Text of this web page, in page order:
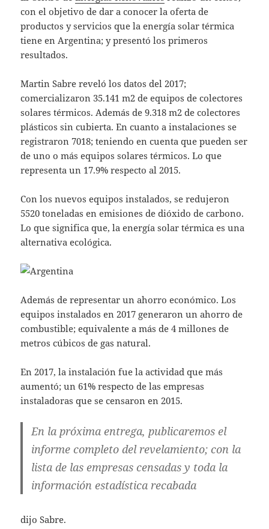
con el objetivo de dar a conocer la oferta de
productos y servicios que la energía solar térmica
tiene en Argentina; y presentó los primeros
resultados.
Martin Sabre reveló los datos del 2017;
comercializaron 35.141 m2 de equipos de colectores
solares térmicos. Además de 9.318 m2 de colectores
plásticos sin cubierta. En cuanto a instalaciones se
registraron 7018; teniendo en cuenta que pueden ser
de uno o más equipos solares térmicos. Lo que
representa un 17.9% respecto al 2015.
Con los nuevos equipos instalados, se redujeron
5520 toneladas en emisiones de dióxido de carbono.
Lo que significa que, la energía solar térmica es una
alternativa ecológica.
Además de representar un ahorro económico. Los
equipos instalados en 2017 generaron un ahorro de
combustible; equivalente a más de 4 millones de
metros cúbicos de gas natural.
En 2017, la instalación fue la actividad que más
aumentó; un 61% respecto de las empresas
instaladoras que se censaron en 2015.
En la próxima entrega, publicaremos el
informe completo del revelamiento; con la
lista de las empresas censadas y toda la
información estadística recabada
dijo Sabre.